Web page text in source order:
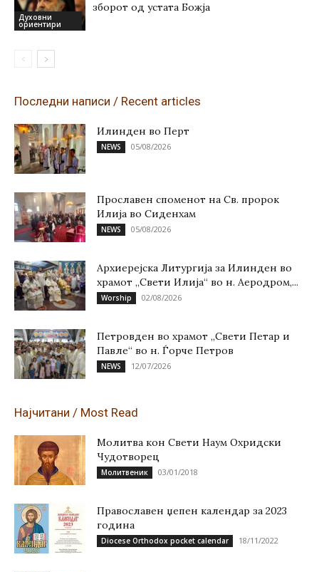
Духовни
ориентири
зборот од устата Божја
Последни написи / Recent articles
Илинден во Перт
NEWS 05/08/2026
Прославен споменот на Св. пророк
Илија во Сиденхам
NEWS 05/08/2026
Архиерејска Литургија за Илинден во
храмот „Свети Илија“ во н. Аеродром,...
Worship 02/08/2026
Петровден во храмот „Свети Петар и
Павле“ во н. Ѓорче Петров
NEWS 12/07/2026
Најчитани / Most Read
Молитва кон Свети Наум Охридски
Чудотворец
Молитвеник 03/01/2018
Православен џепен календар за 2023
година
Diocese Orthodox pocket calendar 18/11/2022